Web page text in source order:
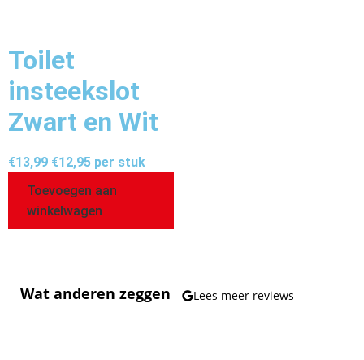
Toilet
insteekslot
Zwart en Wit
€13,99 €12,95 per stuk
Toevoegen aan
winkelwagen
Wat anderen zeggen Lees meer reviews